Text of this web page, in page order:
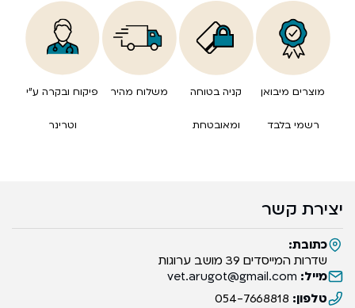
מוצרים מיבואן
רשמי בלבד
קניה בטוחה
ומאובטחת
משלוח מהיר פיקוח ובקרה ע”י
וטרינר
יצירת קשר
כתובת:
שדרות המייסדים 39 מושב ערוגות
מייל: vet.arugot@gmail.com
טלפון: 054-7668818